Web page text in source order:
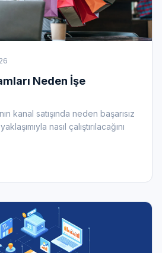
Neden İşe
kanal satışında neden başarısız
nasıl çalıştırılacağını